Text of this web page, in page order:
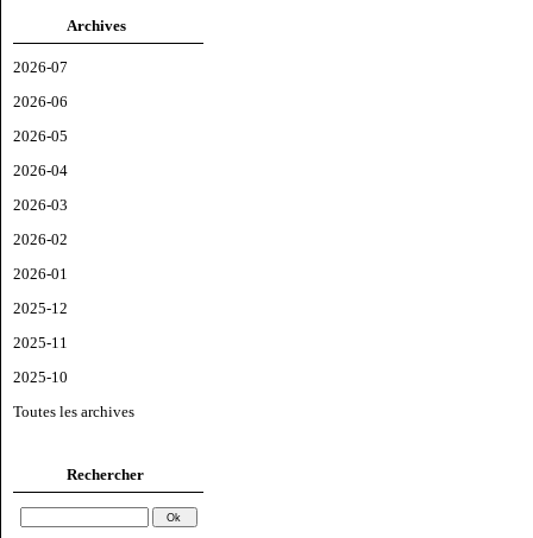
Archives
2026-07
2026-06
2026-05
2026-04
2026-03
2026-02
2026-01
2025-12
2025-11
2025-10
Toutes les archives
Rechercher